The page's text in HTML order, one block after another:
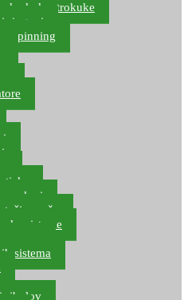
dvokuke, trokuke
ringovi
spinning
markeri
mreže
sisteme
amura
sistema
ribolov